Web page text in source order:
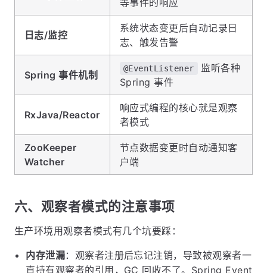
等事件的响应
日志/监控
系统状态变更后自动记录日
志、触发告警
Spring 事件机制
@EventListener
监听各种
Spring 事件
RxJava/Reactor
响应式编程的核心就是观察
者模式
ZooKeeper
Watcher
节点数据变更时自动通知客
户端
六、观察者模式的注意事项
生产环境用观察者模式有几个坑要踩：
内存泄漏：观察者注册后忘记注销，导致被观察者一
直持有观察者的引用，GC 回收不了。Spring Event